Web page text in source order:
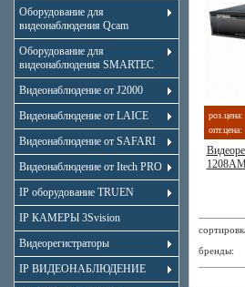
Оборудование для
видеонаблюдения Qcam
Оборудование для
видеонаблюдения SMARTEC
Видеонаблюдение от J2000
Видеонаблюдение от LAICE
Видеонаблюдение от SAFARI
Видеонаблюдение от Itech PRO
IP оборудование TRUEN
IP КАМЕРЫ 3Svision
Видеорегистраторы
IP ВИДЕОНАБЛЮДЕНИЕ
роз.цена:
опт.цена:
бренды: